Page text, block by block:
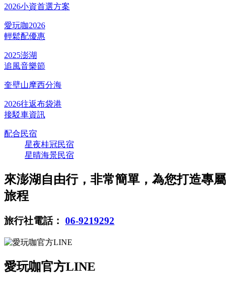
2026小資首選方案
愛玩咖2026
輕鬆配優惠
2025澎湖
追風音樂節
奎壁山摩西分海
2026往返布袋港
接駁車資訊
配合民宿
星夜桂冠民宿
星晴海景民宿
來澎湖自由行，非常簡單，為您打造專屬
旅程
旅行社電話： 06-9219292
愛玩咖官方LINE